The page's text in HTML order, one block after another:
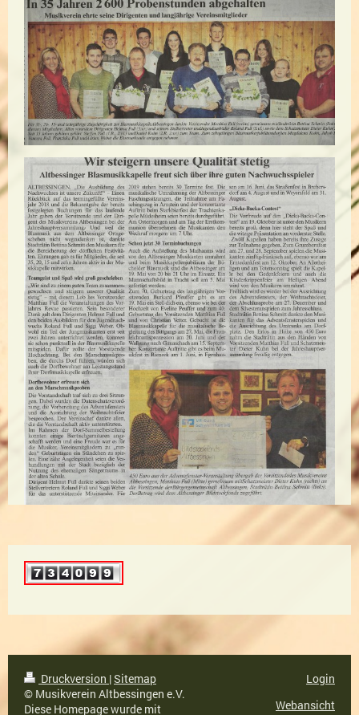
Druckversion |Sitemap
© Musikverein Altbessingen e.V.
Diese Homepage wurde mit
Login
Webansicht